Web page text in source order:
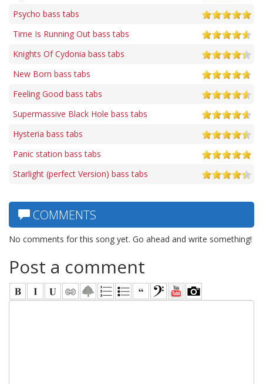
Psycho bass tabs
Time Is Running Out bass tabs
Knights Of Cydonia bass tabs
New Born bass tabs
Feeling Good bass tabs
Supermassive Black Hole bass tabs
Hysteria bass tabs
Panic station bass tabs
Starlight (perfect Version) bass tabs
COMMENTS
No comments for this song yet. Go ahead and write something!
Post a comment